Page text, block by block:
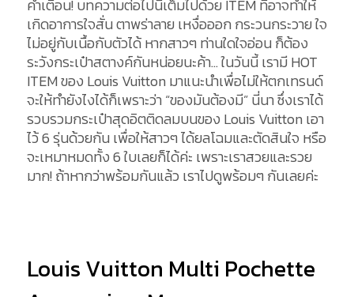
คำเตือน! บทความต่อไปนี้เต็มไปด้วย ITEM ที่อาจทำให้
เกิดอาการใจสั่น ตาพร่าลาย เหงื่อออก กระวนกระวาย ใจ
ไม่อยู่กับเนื้อกับตัวได้ หากสาวๆ ท่านใดใจอ่อน ก็ต้อง
ระวังกระเป๋าสตางค์กันหน่อยนะค้า… ในวันนี้ เรามี HOT
ITEM ของ Louis Vuitton มาแนะนำเพื่อไม่ให้ตกเทรนด์
จะให้ทำยังไงได้ก็เพราะว่า “ของมันต้องมี” นี่นา ซึ่งเราได้
รวบรวมกระเป๋าสุดอิตติดลมบนของ Louis Vuitton เอา
ไว้ 6 รุ่นด้วยกัน เพื่อให้สาวๆ ได้ยลโฉมและตัดสินใจ หรือ
จะเหมาหมดทั้ง 6 ใบเลยก็ได้ค่ะ เพราะเราสวยและรวย
มาก! ถ้าหากว่าพร้อมกันแล้ว เราไปดูพร้อมๆ กันเลยค่ะ
Louis Vuitton Multi Pochette